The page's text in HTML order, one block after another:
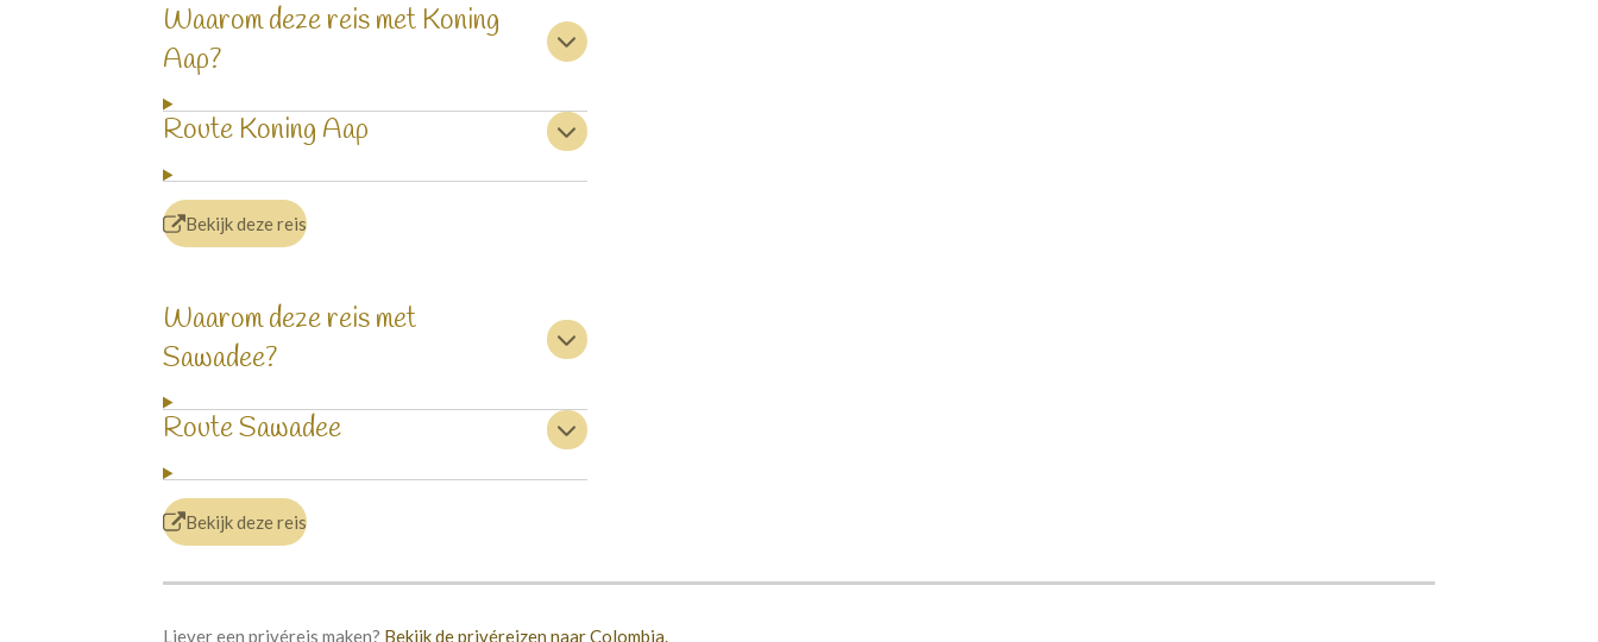
Waarom deze reis met Koning
Aap?
Route Koning Aap
Bekijk deze reis
Waarom deze reis met
Sawadee?
Route Sawadee
Bekijk deze reis
Liever een privéreis maken? Bekijk de privéreizen naar Colombia.